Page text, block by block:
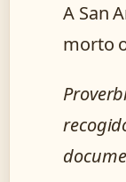
A San
morto